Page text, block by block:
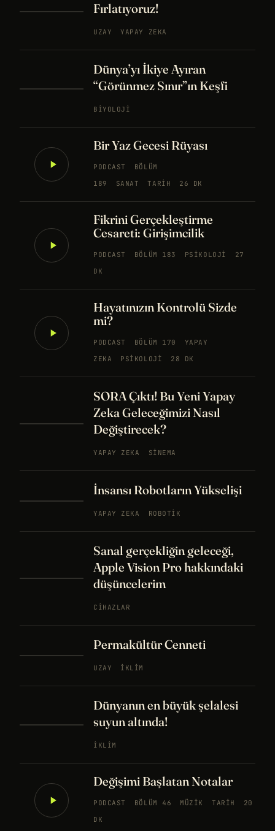
Fırlatıyoruz!
UZAY YAPAY ZEKA
Dünya’yı İkiye Ayıran
“Görünmez Sınır”ın Keşfi
BIYOLOJI
Bir Yaz Gecesi Rüyası
PODCAST
BÖLÜM
189
SANAT TARIH 26 DK
Fikrini Gerçekleştirme
Cesareti: Girişimcilik
PODCAST BÖLÜM 183 PSIKOLOJI
27
DK
Hayatınızın Kontrolü Sizde
mi?
PODCAST BÖLÜM 170
YAPAY
ZEKA
PSIKOLOJI 28 DK
SORA Çıktı! Bu Yeni Yapay
Zeka Geleceğimizi Nasıl
Değiştirecek?
YAPAY ZEKA SINEMA
İnsansı Robotların Yükselişi
YAPAY ZEKA ROBOTIK
Sanal gerçekliğin geleceği,
Apple Vision Pro hakkındaki
düşüncelerim
CIHAZLAR
Permakültür Cenneti
UZAY İKLIM
Dünyanın en büyük şelalesi
suyun altında!
İKLIM
Değişimi Başlatan Notalar
PODCAST BÖLÜM 46 MÜZIK TARIH
20
DK